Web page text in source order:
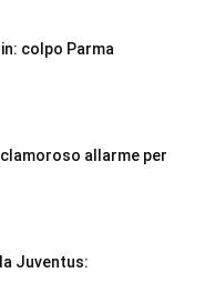
colpo Parma
allarme per
Juventus: